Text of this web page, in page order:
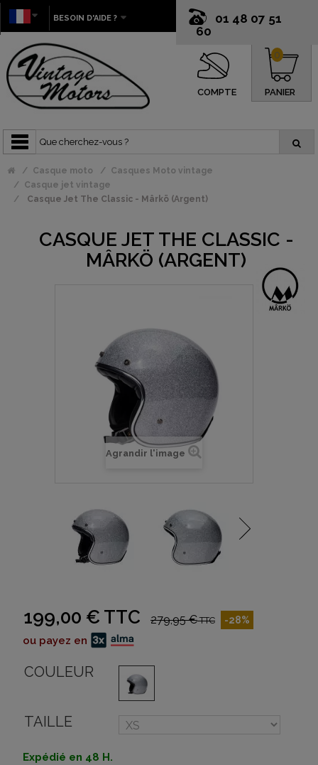
01 48 07 51
60
BESOIN D'AIDE ?
COMPTE PANIER
0
Casque moto
Casques Moto vintage
Casque jet vintage
Casque Jet The Classic - Mârkö (Argent)
CASQUE JET THE CLASSIC -
MÂRKÖ (ARGENT)
Agrandir l'image
199,00 € TTC 279,95 €TTC -28%
ou payez en
COULEUR
TAILLE
Expédié en 48 H.